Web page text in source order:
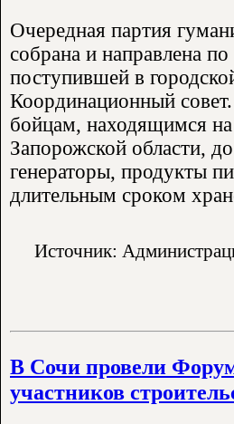
Очередная партия
собрана и направлена по
поступившей в
Координационный
бойцам, находящимся
Запорожской области,
генераторы, продукты
длительным сроком
Источник:
В Сочи провели
участников